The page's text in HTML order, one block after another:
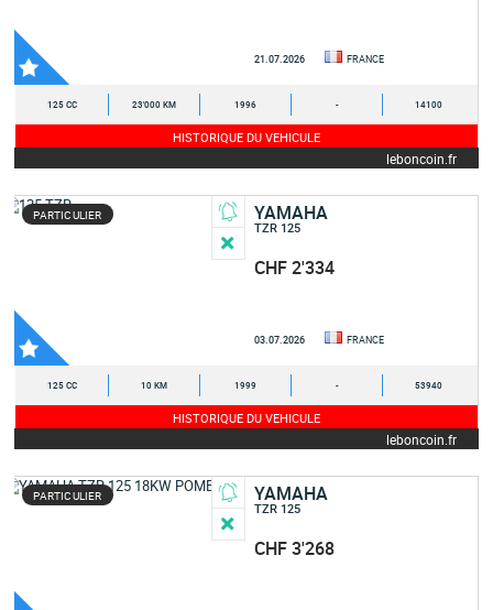
21.07.2026 FRANCE
125 CC 23'000 KM 1996 - 14100
HISTORIQUE DU VEHICULE
leboncoin.fr
PARTICULIER YAMAHA
TZR 125
CHF 2'334
03.07.2026 FRANCE
125 CC 10 KM 1999 - 53940
HISTORIQUE DU VEHICULE
leboncoin.fr
PARTICULIER YAMAHA
TZR 125
CHF 3'268